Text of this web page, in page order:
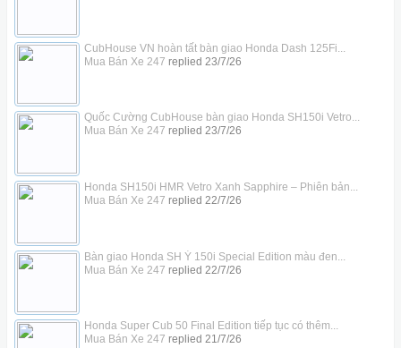
CubHouse VN hoàn tất bàn giao Honda Dash 125Fi...
Mua Bán Xe 247 replied 23/7/26
Quốc Cường CubHouse bàn giao Honda SH150i Vetro...
Mua Bán Xe 247 replied 23/7/26
Honda SH150i HMR Vetro Xanh Sapphire – Phiên bản...
Mua Bán Xe 247 replied 22/7/26
Bàn giao Honda SH Ý 150i Special Edition màu đen...
Mua Bán Xe 247 replied 22/7/26
Honda Super Cub 50 Final Edition tiếp tục có thêm...
Mua Bán Xe 247 replied 21/7/26